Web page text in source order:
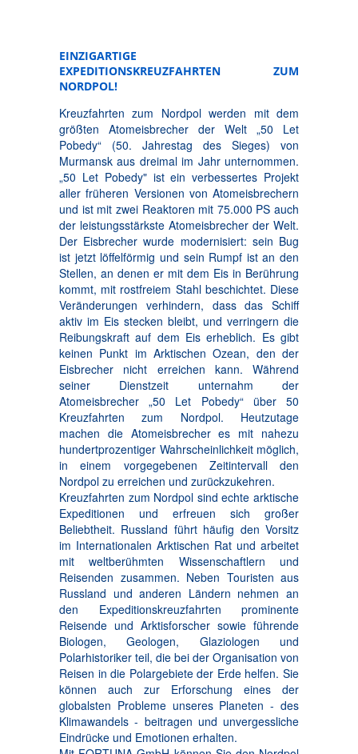
EINZIGARTIGE
EXPEDITIONSKREUZFAHRTEN ZUM
NORDPOL!
Kreuzfahrten zum Nordpol werden mit dem
größten Atomeisbrecher der Welt „50 Let
Pobedy“ (50. Jahrestag des Sieges) von
Murmansk aus dreimal im Jahr unternommen.
„50 Let Pobedy" ist ein verbessertes Projekt
aller früheren Versionen von Atomeisbrechern
und ist mit zwei Reaktoren mit 75.000 PS auch
der leistungsstärkste Atomeisbrecher der Welt.
Der Eisbrecher wurde modernisiert: sein Bug
ist jetzt löffelförmig und sein Rumpf ist an den
Stellen, an denen er mit dem Eis in Berührung
kommt, mit rostfreiem Stahl beschichtet. Diese
Veränderungen verhindern, dass das Schiff
aktiv im Eis stecken bleibt, und verringern die
Reibungskraft auf dem Eis erheblich. Es gibt
keinen Punkt im Arktischen Ozean, den der
Eisbrecher nicht erreichen kann. Während
seiner Dienstzeit unternahm der
Atomeisbrecher „50 Let Pobedy“ über 50
Kreuzfahrten zum Nordpol. Heutzutage
machen die Atomeisbrecher es mit nahezu
hundertprozentiger Wahrscheinlichkeit möglich,
in einem vorgegebenen Zeitintervall den
Nordpol zu erreichen und zurückzukehren.
Kreuzfahrten zum Nordpol sind echte arktische
Expeditionen und erfreuen sich großer
Beliebtheit. Russland führt häufig den Vorsitz
im Internationalen Arktischen Rat und arbeitet
mit weltberühmten Wissenschaftlern und
Reisenden zusammen. Neben Touristen aus
Russland und anderen Ländern nehmen an
den Expeditionskreuzfahrten prominente
Reisende und Arktisforscher sowie führende
Biologen, Geologen, Glaziologen und
Polarhistoriker teil, die bei der Organisation von
Reisen in die Polargebiete der Erde helfen. Sie
können auch zur Erforschung eines der
globalsten Probleme unseres Planeten - des
Klimawandels - beitragen und unvergessliche
Eindrücke und Emotionen erhalten.